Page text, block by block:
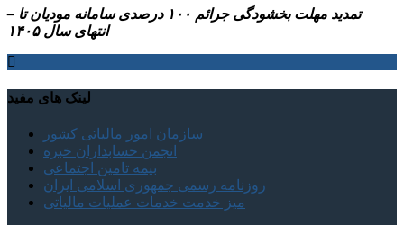
– تمدید مهلت بخشودگی جرائم ۱۰۰ درصدی سامانه مودیان تا
انتهای سال ۱۴۰۵
لینک های مفید
سازمان امور مالیاتی کشور
انجمن حسابداران خبره
بیمه تامین اجتماعی
روزنامه رسمی جمهوری اسلامی ایران
میز خدمت خدمات عملیات مالیاتی